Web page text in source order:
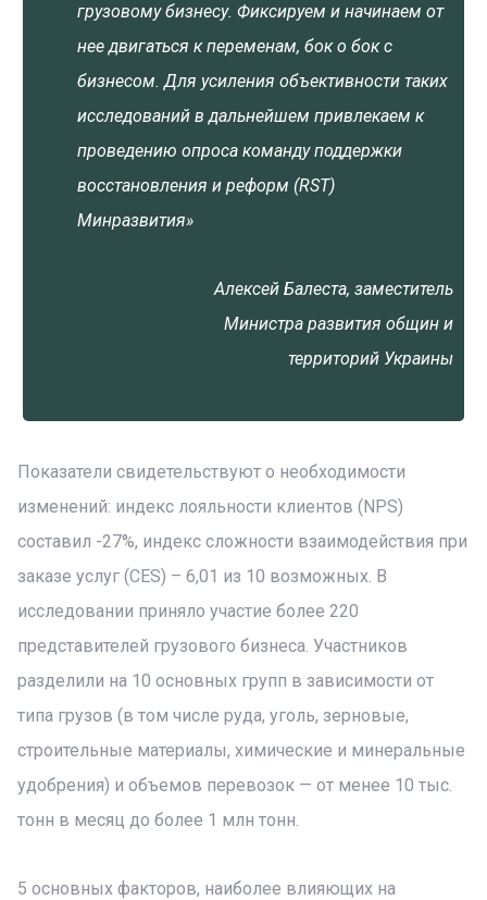
грузовому бизнесу. Фиксируем и начинаем от
нее двигаться к переменам, бок о бок с
бизнесом. Для усиления объективности таких
исследований в дальнейшем привлекаем к
проведению опроса команду поддержки
восстановления и реформ (RST)
Минразвития»
Алексей Балеста, заместитель
Министра развития общин и
территорий Украины
Показатели свидетельствуют о необходимости
изменений: индекс лояльности клиентов (NPS)
составил -27%, индекс сложности взаимодействия при
заказе услуг (CES) – 6,01 из 10 возможных. В
исследовании приняло участие более 220
представителей грузового бизнеса. Участников
разделили на 10 основных групп в зависимости от
типа грузов (в том числе руда, уголь, зерновые,
строительные материалы, химические и минеральные
удобрения) и объемов перевозок — от менее 10 тыс.
тонн в месяц до более 1 млн тонн.
5 основных факторов, наиболее влияющих на